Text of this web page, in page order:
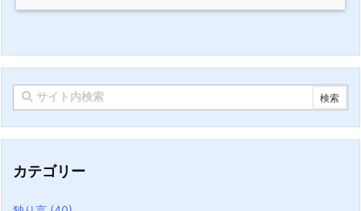
カテゴリー